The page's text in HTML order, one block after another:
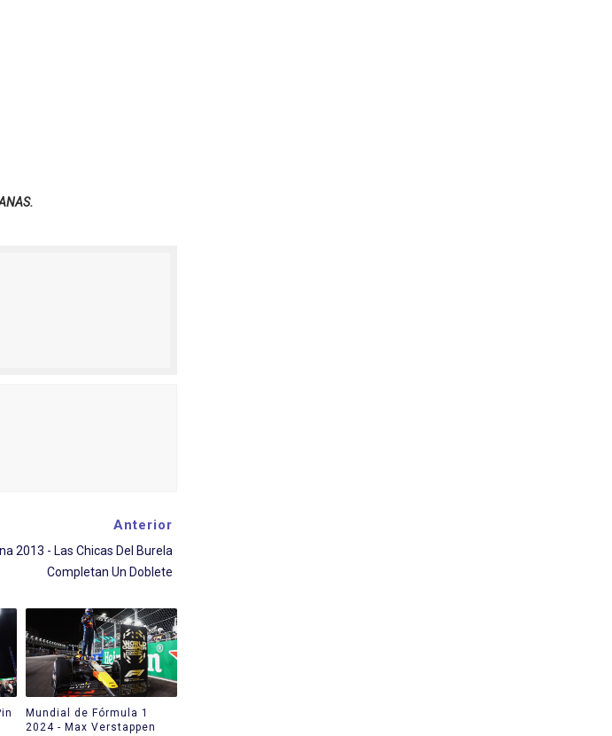
Anterior
2013 - Las Chicas Del Burela
Completan Un Doblete
Mundial de Fórmula 1
2024 - Max Verstappen